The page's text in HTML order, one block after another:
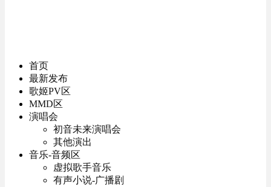
首页
最新发布
歌姬PV区
MMD区
演唱会
初音未来演唱会
其他演出
音乐-音频区
虚拟歌手音乐
有声小说-广播剧